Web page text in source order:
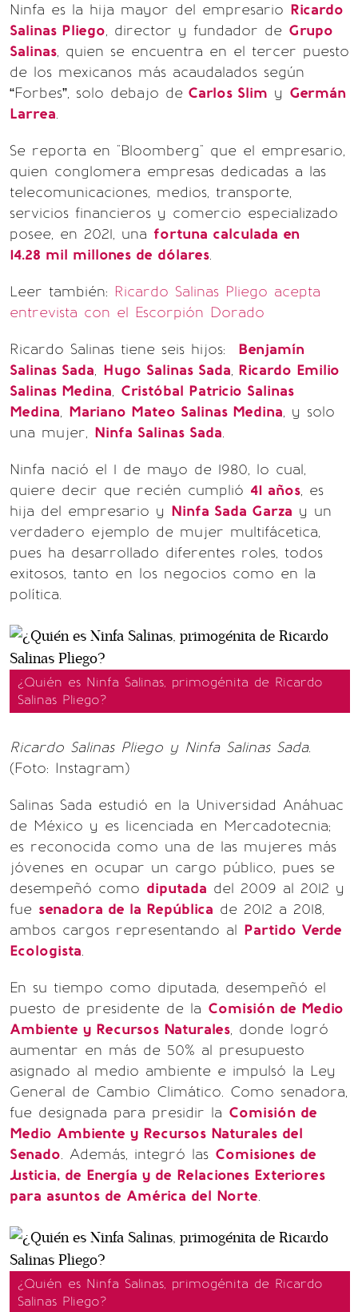
Ninfa es la hija mayor del empresario Ricardo
Salinas Pliego, director y fundador de Grupo
Salinas, quien se encuentra en el tercer puesto
de los mexicanos más acaudalados según
“Forbes”, solo debajo de Carlos Slim y Germán
Larrea.
Se reporta en "Bloomberg" que el empresario,
quien conglomera empresas dedicadas a las
telecomunicaciones, medios, transporte,
servicios financieros y comercio especializado
posee, en 2021, una fortuna calculada en
14.28 mil millones de dólares.
Leer también: Ricardo Salinas Pliego acepta
entrevista con el Escorpión Dorado
Ricardo Salinas tiene seis hijos: Benjamín
Salinas Sada, Hugo Salinas Sada, Ricardo Emilio
Salinas Medina, Cristóbal Patricio Salinas
Medina, Mariano Mateo Salinas Medina, y solo
una mujer, Ninfa Salinas Sada.
Ninfa nació el 1 de mayo de 1980, lo cual,
quiere decir que recién cumplió 41 años, es
hija del empresario y Ninfa Sada Garza y un
verdadero ejemplo de mujer multifácetica,
pues ha desarrollado diferentes roles, todos
exitosos, tanto en los negocios como en la
política.
¿Quién es Ninfa Salinas, primogénita de Ricardo
Salinas Pliego?
Ricardo Salinas Pliego y Ninfa Salinas Sada.
(Foto: Instagram)
Salinas Sada estudió en la Universidad Anáhuac
de México y es licenciada en Mercadotecnia;
es reconocida como una de las mujeres más
jóvenes en ocupar un cargo público, pues se
desempeñó como diputada del 2009 al 2012 y
fue senadora de la República de 2012 a 2018,
ambos cargos representando al Partido Verde
Ecologista.
En su tiempo como diputada, desempeñó el
puesto de presidente de la Comisión de Medio
Ambiente y Recursos Naturales, donde logró
aumentar en más de 50% al presupuesto
asignado al medio ambiente e impulsó la Ley
General de Cambio Climático. Como senadora,
fue designada para presidir la Comisión de
Medio Ambiente y Recursos Naturales del
Senado. Además, integró las Comisiones de
Justicia, de Energía y de Relaciones Exteriores
para asuntos de América del Norte.
¿Quién es Ninfa Salinas, primogénita de Ricardo
Salinas Pliego?